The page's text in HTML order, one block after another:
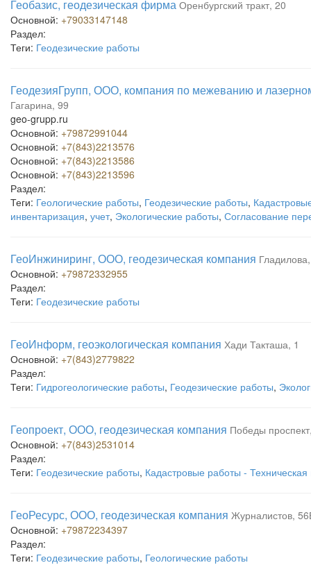
Геобазис, геодезическая фирма Оренбургский тракт, 20
Основной: +79033147148
Раздел:
Теги: Геодезические работы
ГеодезияГрупп, ООО, компания по межеванию и
Гагарина, 99
geo-grupp.ru
Основной: +79872991044
Основной: +7(843)2213576
Основной: +7(843)2213586
Основной: +7(843)2213596
Раздел:
Теги: Геологические работы, Геодезические работы,
инвентаризация, учет, Экологические работы, Согласование
ГеоИнжиниринг, ООО, геодезическая компания
Основной: +79872332955
Раздел:
Теги: Геодезические работы
ГеоИнформ, геоэкологическая компания Хади Такташа, 1
Основной: +7(843)2779822
Раздел:
Теги: Гидрогеологические работы, Геодезические работы,
Геопроект, ООО, геодезическая компания Победы
Основной: +7(843)2531014
Раздел:
Теги: Геодезические работы, Кадастровые работы - Техническая
ГеоРесурс, ООО, геодезическая компания Журналистов,
Основной: +79872234397
Раздел:
Теги: Геодезические работы, Геологические работы